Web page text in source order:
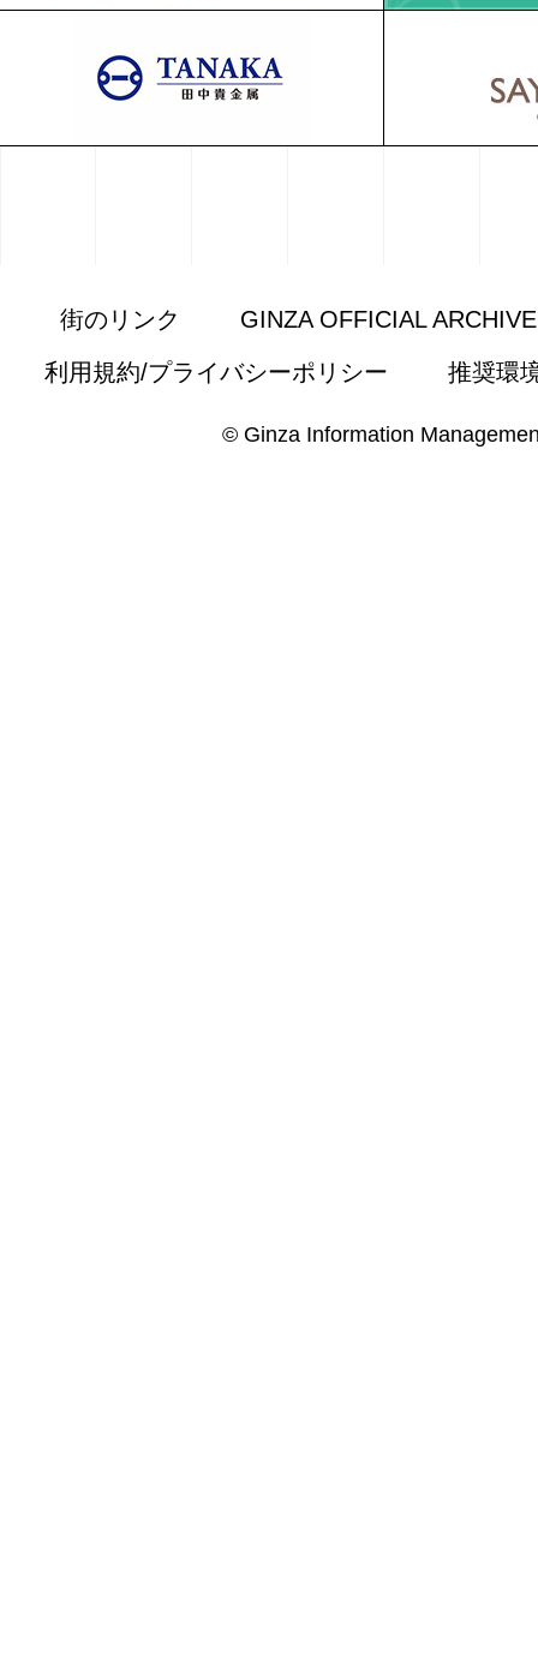
街のリンク
GINZA OFFICIAL
利用規約/プライバシーポリシー
推奨環
© Ginza Information